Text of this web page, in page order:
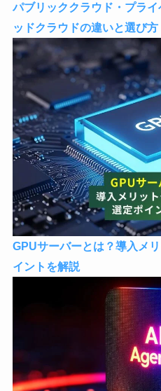
パブリッククラウド・プラ
ッドクラウドの違いと選び方
GPUサーバーとは？導入メ
イントを解説